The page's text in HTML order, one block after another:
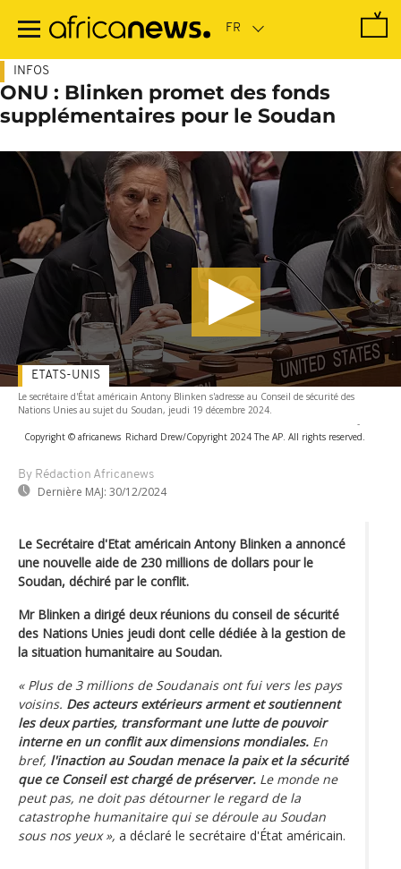
contenu
INFOS
ONU : Blinken promet des fonds
supplémentaires pour le Soudan
Le secrétaire d'État américain Antony Blinken s'adresse au Conseil de sécurité des
Nations Unies au sujet du Soudan, jeudi 19 décembre 2024.
-
Copyright © africanews Richard Drew/Copyright 2024 The AP. All rights reserved.
By Rédaction Africanews
Dernière MAJ: 30/12/2024
ETATS-UNIS
Le Secrétaire d'Etat américain Antony Blinken a annoncé
une nouvelle aide de 230 millions de dollars pour le
Soudan, déchiré par le conflit.
Mr Blinken a dirigé deux réunions du conseil de sécurité
des Nations Unies jeudi dont celle dédiée à la gestion de
la situation humanitaire au Soudan.
« Plus de 3 millions de Soudanais ont fui vers les pays
voisins. Des acteurs extérieurs arment et soutiennent
les deux parties, transformant une lutte de pouvoir
interne en un conflit aux dimensions mondiales. En
bref, l'inaction au Soudan menace la paix et la sécurité
que ce Conseil est chargé de préserver. Le monde ne
peut pas, ne doit pas détourner le regard de la
catastrophe humanitaire qui se déroule au Soudan
sous nos yeux », a déclaré le secrétaire d'État américain.